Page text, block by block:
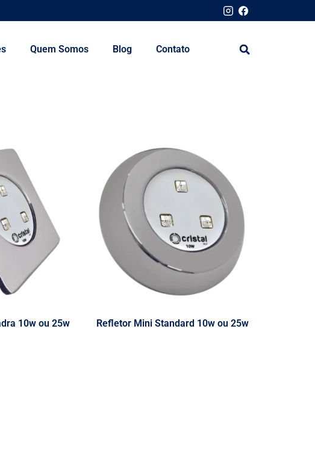
Quem Somos Blog Contato
10w ou 25w Refletor Mini Standard 10w ou 25w